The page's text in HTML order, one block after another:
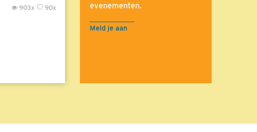
90x
903x
evenementen.
Meld je aan